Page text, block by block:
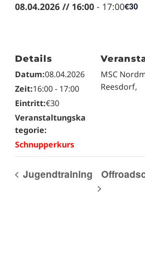
08.04.2026 // 16:00 - 17:00€30
Details
Datum:08.04.2026
Zeit:16:00 - 17:00
Eintritt:€30
Veranstaltungska
tegorie:
Schnupperkurs
MSC
Reesdorf,
Jugendtraining